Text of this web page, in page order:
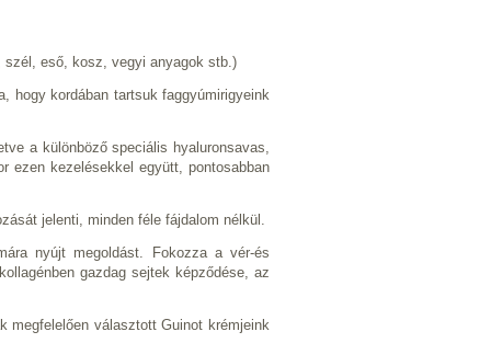
szél, eső, kosz, vegyi anyagok stb.)
hogy kordában tartsuk faggyúmirigyeink
a különböző speciális hyaluronsavas,
ezen kezelésekkel együtt, pontosabban
jelenti, minden féle fájdalom nélkül.
nyújt megoldást. Fokozza a vér-és
gazdag sejtek képződése, az
megfelelően választott Guinot krémjeink